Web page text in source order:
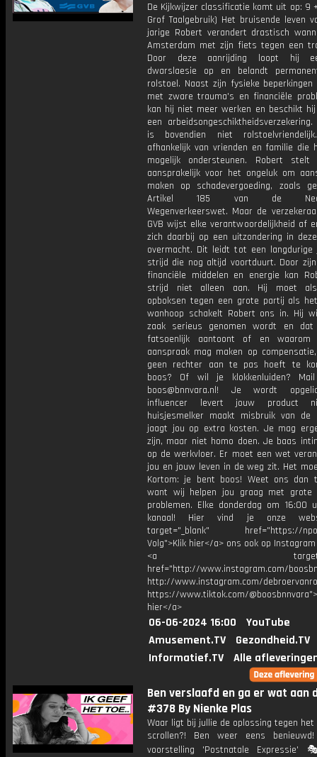
De Kijkwijzer classificatie komt uit op: 9
Grof Taalgebruik) Het bruisende leven
jarige Robert verandert drastisch
Amsterdam met zijn fiets tegen een
Door deze aanrijding loopt hij
dwarslaesie op en belandt
rolstoel. Naast zijn fysieke
met zware trauma's en financiële
kan hij niet meer werken en beschikt
een
is bovendien niet
afhankelijk van vrienden en familie die
mogelijk ondersteunen. Robert stelt
aansprakelijk voor het ongeluk om
maken op schadevergoeding, zoals
Artikel 185 van de
Wegenverkeerswet. Maar de
GVB wijst elke verantwoordelijkheid af
zich daarbij op een uitzondering in
overmacht. Dit leidt tot een langdurige
strijd die nog altijd voortduurt. Door
financiële middelen en energie kan
strijd niet alleen aan. Hij moet
opboksen tegen een grote partij als
wanhoop schakelt Robert ons in. Hij
zaak serieus genomen wordt en dat
fatsoenlijk aantoont of en waarom
aanspraak mag maken op
geen rechter aan te pas hoeft te
boos? Of wil je klokkenluiden?
boos@bnnvara.nl! Je wordt
influencer levert jouw product
huisjesmelker maakt misbruik van de
jaagt jou op extra kosten. Je mag
zijn, maar niet homo doen. Je baas
op de werkvloer. Er moet een wet
jou en jouw leven in de weg zit. Het
Kortom: je bent boos! Weet ons dan
want wij helpen jou graag met grote
problemen. Elke donderdag om 16:00
kanaal! Hier vind je onze
target="_blank" href="https://
Volg">Klik hier</a> ons ook op Instagram
<a
href="http://www.instagram.com/
http://www.instagram.com/
https://www.tiktok.com/
hier</a>
06-06-2024 16:00
YouTube
Amusement.TV
Gezondheid.TV
Informatief.TV
Alle
Ben verslaafd en ga er wat aan
#378 By Nienke Plas
Waar ligt bij jullie de oplossing tegen
scrollen?! Ben weer eens
voorstelling 'Postnatale